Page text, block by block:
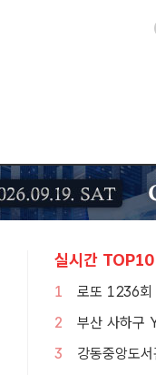
실시간 TOP10
1
2
3